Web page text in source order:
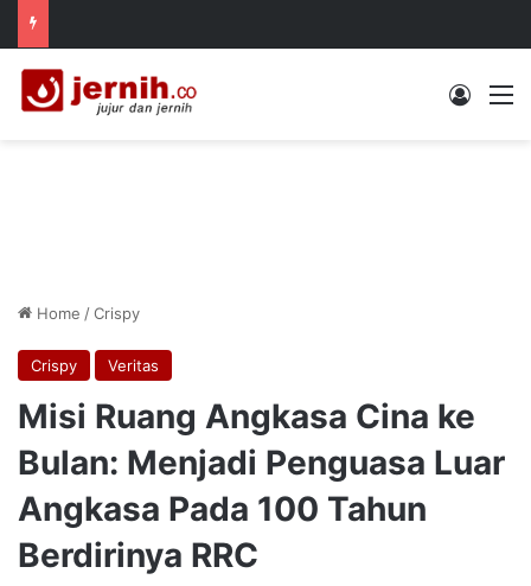
Log In
Home /Crispy
Crispy Veritas
Misi Ruang Angkasa Cina ke
Bulan: Menjadi Penguasa Luar
Angkasa Pada 100 Tahun
Berdirinya RRC